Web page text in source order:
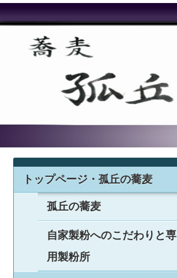
トップページ・孤丘の蕎麦
孤丘の蕎麦
自家製粉へのこだわりと専
用製粉所